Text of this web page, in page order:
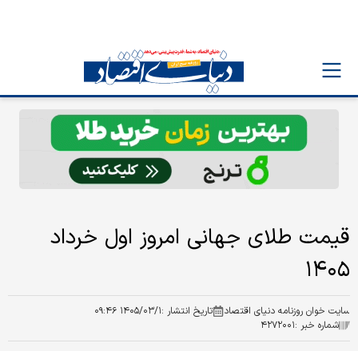
قیمت طلای جهانی امروز اول خرداد
۱۴۰۵
سایت خوان روزنامه دنیای اقتصاد تاریخ انتشار :۱۴۰۵/۰۳/۱ ۰۹:۴۶
شماره خبر :۴۲۷۲۰۰۱